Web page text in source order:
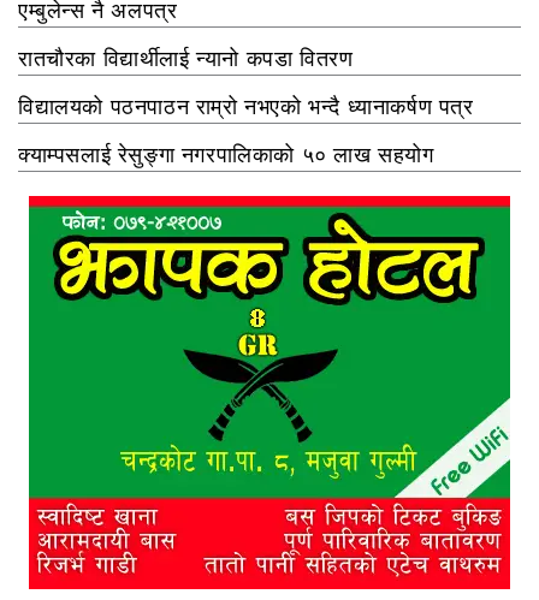
एम्बुलेन्स नै अलपत्र
रातचौरका विद्यार्थीलाई न्यानो कपडा वितरण
विद्यालयको पठनपाठन राम्रो नभएको भन्दै ध्यानाकर्षण पत्र
क्याम्पसलाई रेसुङ्गा नगरपालिकाको ५० लाख सहयोग